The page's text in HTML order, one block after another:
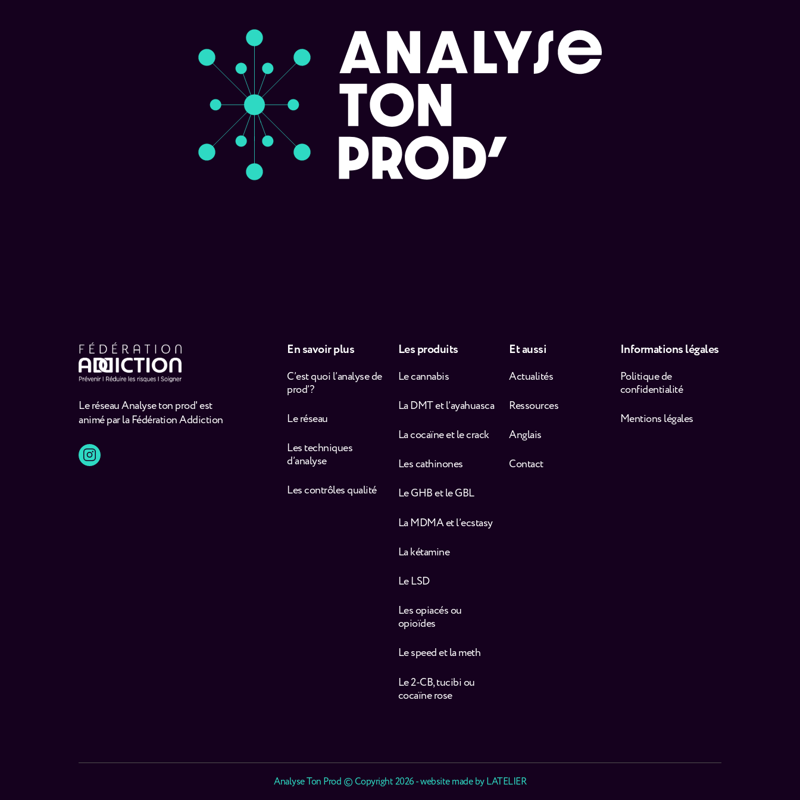
Le réseau Analyse ton prod' est
animé par la Fédération Addiction
En savoir plus
C’est quoi l’analyse de
prod’ ?
Le réseau
Les techniques
d’analyse
Les contrôles qualité
Les produits
Le cannabis
La DMT et l’ayahuasca
La cocaïne et le crack
Les cathinones
Le GHB et le GBL
La MDMA et l’ecstasy
La kétamine
Le LSD
Les opiacés ou
opioïdes
Le speed et la meth
Le 2-CB, tucibi ou
cocaïne rose
Et aussi
Actualités
Ressources
Anglais
Contact
Informations légales
Politique de
confidentialité
Mentions légales
Analyse Ton Prod © Copyright 2026 - website made byLATELIER